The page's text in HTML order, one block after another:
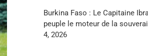
Burkina Faso : Le Capitaine
peuple le moteur de la
4, 2026